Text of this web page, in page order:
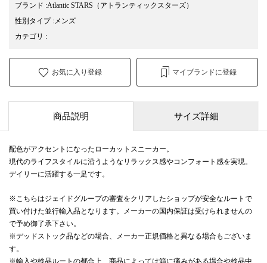
ブランド :Atlantic STARS （アトランティックスターズ）
性別タイプ: メンズ
カテゴリ :
お気に入り登録 マイブランドに登録
商品説明 サイズ詳細
配色がアクセントになったローカットスニーカー。
現代のライフスタイルに沿うようなリラックス感やコンフォート感を実現。
デイリーに活躍する一足です。
※こちらはジェイドグループの審査をクリアしたショップが安全なルートで
買い付けた並行輸入品となります。メーカーの国内保証は受けられませんの
で予め御了承下さい。
※デッドストック品などの場合、メーカー正規価格と異なる場合もございま
す。
※輸入や検品ルートの都合上、商品によっては箱に痛みがある場合や検品中